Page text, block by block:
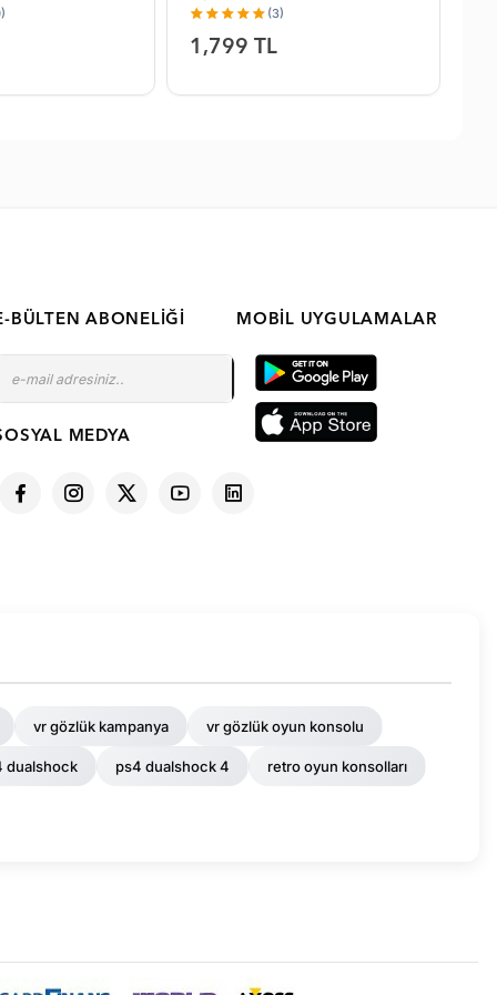
(3)
1,799 TL
BÜLTEN ABONELIĞI
MEDYA
MOBIL UYGULAMALAR
vr gözlük kampanya vr gözlük oyun konsolu
dualshock ps4 dualshock 4 retro oyun konsolları